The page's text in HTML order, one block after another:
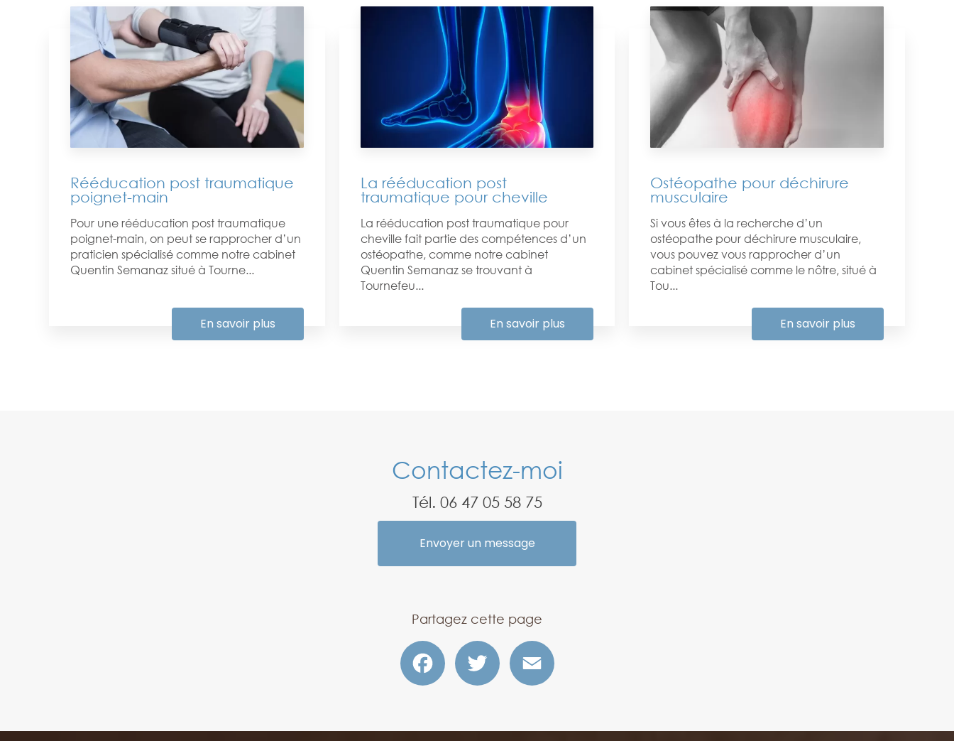
Rééducation post traumatique
poignet-main
Pour une rééducation post traumatique
poignet-main, on peut se rapprocher d’un
praticien spécialisé comme notre cabinet
Quentin Semanaz situé à Tourne...
En savoir plus
La rééducation post
traumatique pour cheville
La rééducation post traumatique pour
cheville fait partie des compétences d’un
ostéopathe, comme notre cabinet
Quentin Semanaz se trouvant à
Tournefeu...
En savoir plus
Ostéopathe pour déchirure
musculaire
Si vous êtes à la recherche d’un
ostéopathe pour déchirure musculaire,
vous pouvez vous rapprocher d’un
cabinet spécialisé comme le nôtre, situé à
Tou...
En savoir plus
Contactez-moi
Tél. 06 47 05 58 75
Envoyer un message
Partagez cette page
Facebook Twitter